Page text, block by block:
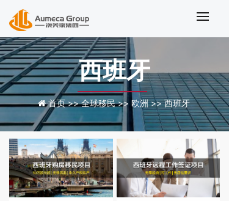
西班牙移民
西班牙
首页 >>全球移民 >> 欧洲 >>西班牙